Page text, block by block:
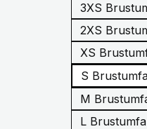
2XS
XS
S
M
L